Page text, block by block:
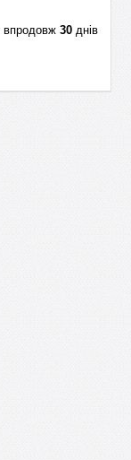
впродовж 30днів